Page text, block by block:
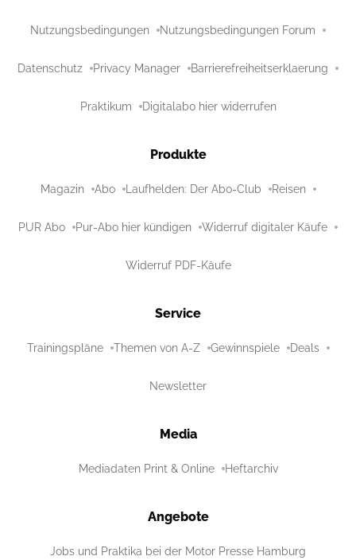
Nutzungsbedingungen Nutzungsbedingungen Forum
Datenschutz Privacy Manager Barrierefreiheitserklaerung
Praktikum Digitalabo hier widerrufen
Produkte
Magazin Abo Laufhelden: Der Abo-Club Reisen
PUR Abo Pur-Abo hier kündigen Widerruf digitaler Käufe
Widerruf PDF-Käufe
Service
Trainingspläne Themen von A-Z Gewinnspiele Deals
Newsletter
Media
Mediadaten Print & Online Heftarchiv
Angebote
Jobs und Praktika bei der Motor Presse Hamburg